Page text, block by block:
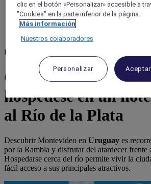
Uruguay
Qué hacer en
hospédese en un
al Río de la Plata
Descubrir Montevideo en Uruguay es
por la Rambla y disfrutar del atardecer frente
Hospedarse cerca del río permite vivir la
fácil acceso a sus principales atractivos.
clic en el botón «Personalizar» accesible a
"Cookies" en la parte inferior de la página.
Más información
Nuestros colaboradores
Personalizar